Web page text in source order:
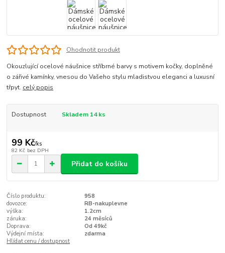
Ohodnotit produkt
Okouzlující ocelové náušnice stříbrné barvy s motivem kočky, doplněné
o zářivé kamínky, vnesou do Vašeho stylu mladistvou eleganci a luxusní
třpyt. celý popis
Dostupnost Skladem 14 ks
99 Kč/ks
82 Kč bez DPH
Přidat do košíku
Číslo produktu:
958
dovozce:
RB-nakuplevne
výška:
1.2cm
záruka:
24 měsíců
Doprava:
Od 49kč
Výdejní místa:
zdarma
Hlídat cenu / dostupnost